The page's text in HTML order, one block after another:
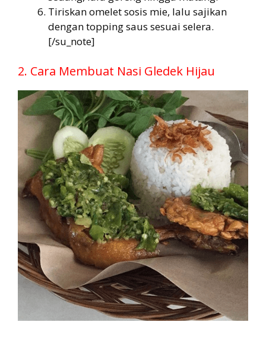
Tiriskan omelet sosis mie, lalu sajikan
dengan topping saus sesuai selera.
[/su_note]
2. Cara Membuat Nasi Gledek Hijau